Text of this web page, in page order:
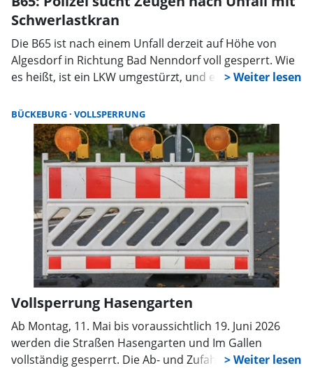
Schwerlastkran
Die B65 ist nach einem Unfall derzeit auf Höhe von
Algesdorf in Richtung Bad Nenndorf voll gesperrt. Wie
es heißt, ist ein LKW umgestürzt, und ein Kran im
unklar, ob eine Person eingeklemmt wurde, dass hat
sich aber nicht bestätigt. Im Einsatz sind unter
anderem die Freiwilligen Feuerwehren zum Absichern
der Unfallstelle. Verunfallt ist ein 40 Tonnen schwerer
Schwerlastkran, was die Bergung erschweren dürfte.
Die Bergung erwies sich als langwierig. Erst am späten
Abend wurde die Unfallstelle freigegeben. Der
Fahrzeugführer wurde bei dem Unfall leicht verletzt.
BÜCKEBURG VOLLSPERRUNG
Vollsperrung Hasengarten
Ab Montag, 11. Mai bis voraussichtlich 19. Juni 2026
werden die Straßen Hasengarten und Im Gallen
vollständig gesperrt. Die Ab- und Zufahrt zur B83 –